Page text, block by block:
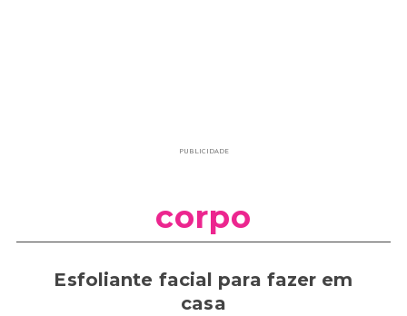
PUBLICIDADE
corpo
Esfoliante facial para fazer em
casa